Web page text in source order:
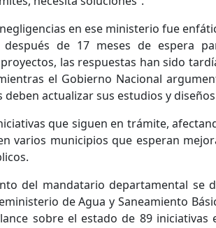
en ese ministerio fue
de 17 meses de espera
las respuestas han sido
el Gobierno Nacional
deben actualizar sus estudios y
que siguen en trámite,
varios municipios que esperan
del mandatario departamental se
de Agua y Saneamiento
sobre el estado de 89 iniciativas